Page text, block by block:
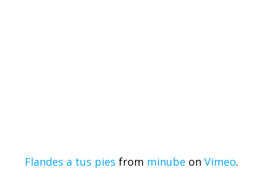
Flandes a tus pies from minube on Vimeo.